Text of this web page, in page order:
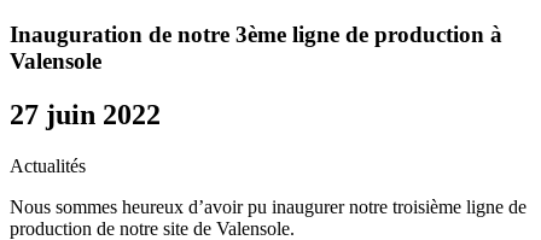
Inauguration de notre 3ème ligne de production à
Valensole
27 juin 2022
Actualités
Nous sommes heureux d’avoir pu inaugurer notre troisième ligne de
production de notre site de Valensole.